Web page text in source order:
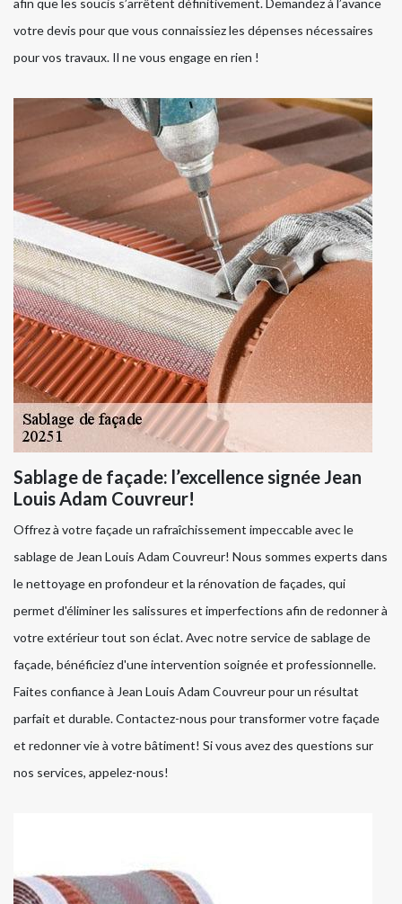
afin que les soucis s’arrêtent définitivement. Demandez à l’avance
votre devis pour que vous connaissiez les dépenses nécessaires
pour vos travaux. Il ne vous engage en rien !
Sablage de façade: l’excellence signée Jean
Louis Adam Couvreur!
Offrez à votre façade un rafraîchissement impeccable avec le
sablage de Jean Louis Adam Couvreur! Nous sommes experts dans
le nettoyage en profondeur et la rénovation de façades, qui
permet d'éliminer les salissures et imperfections afin de redonner à
votre extérieur tout son éclat. Avec notre service de sablage de
façade, bénéficiez d'une intervention soignée et professionnelle.
Faites confiance à Jean Louis Adam Couvreur pour un résultat
parfait et durable. Contactez-nous pour transformer votre façade
et redonner vie à votre bâtiment! Si vous avez des questions sur
nos services, appelez-nous!